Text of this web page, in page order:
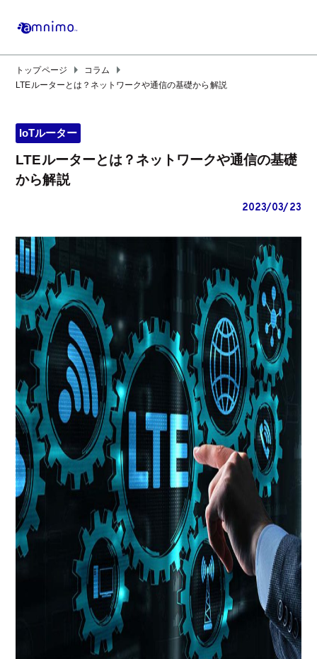
トップページ arrow_right コラム arrow_right
LTEルーターとは？ネットワークや通信の基礎から解説
IoTルーター
LTEルーターとは？ネットワークや通信の基礎
から解説
2023/03/23